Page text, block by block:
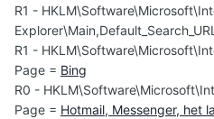
R1 -
R1 -
Page = Bing
R0 -
Page = Hotmail, Messenger, het